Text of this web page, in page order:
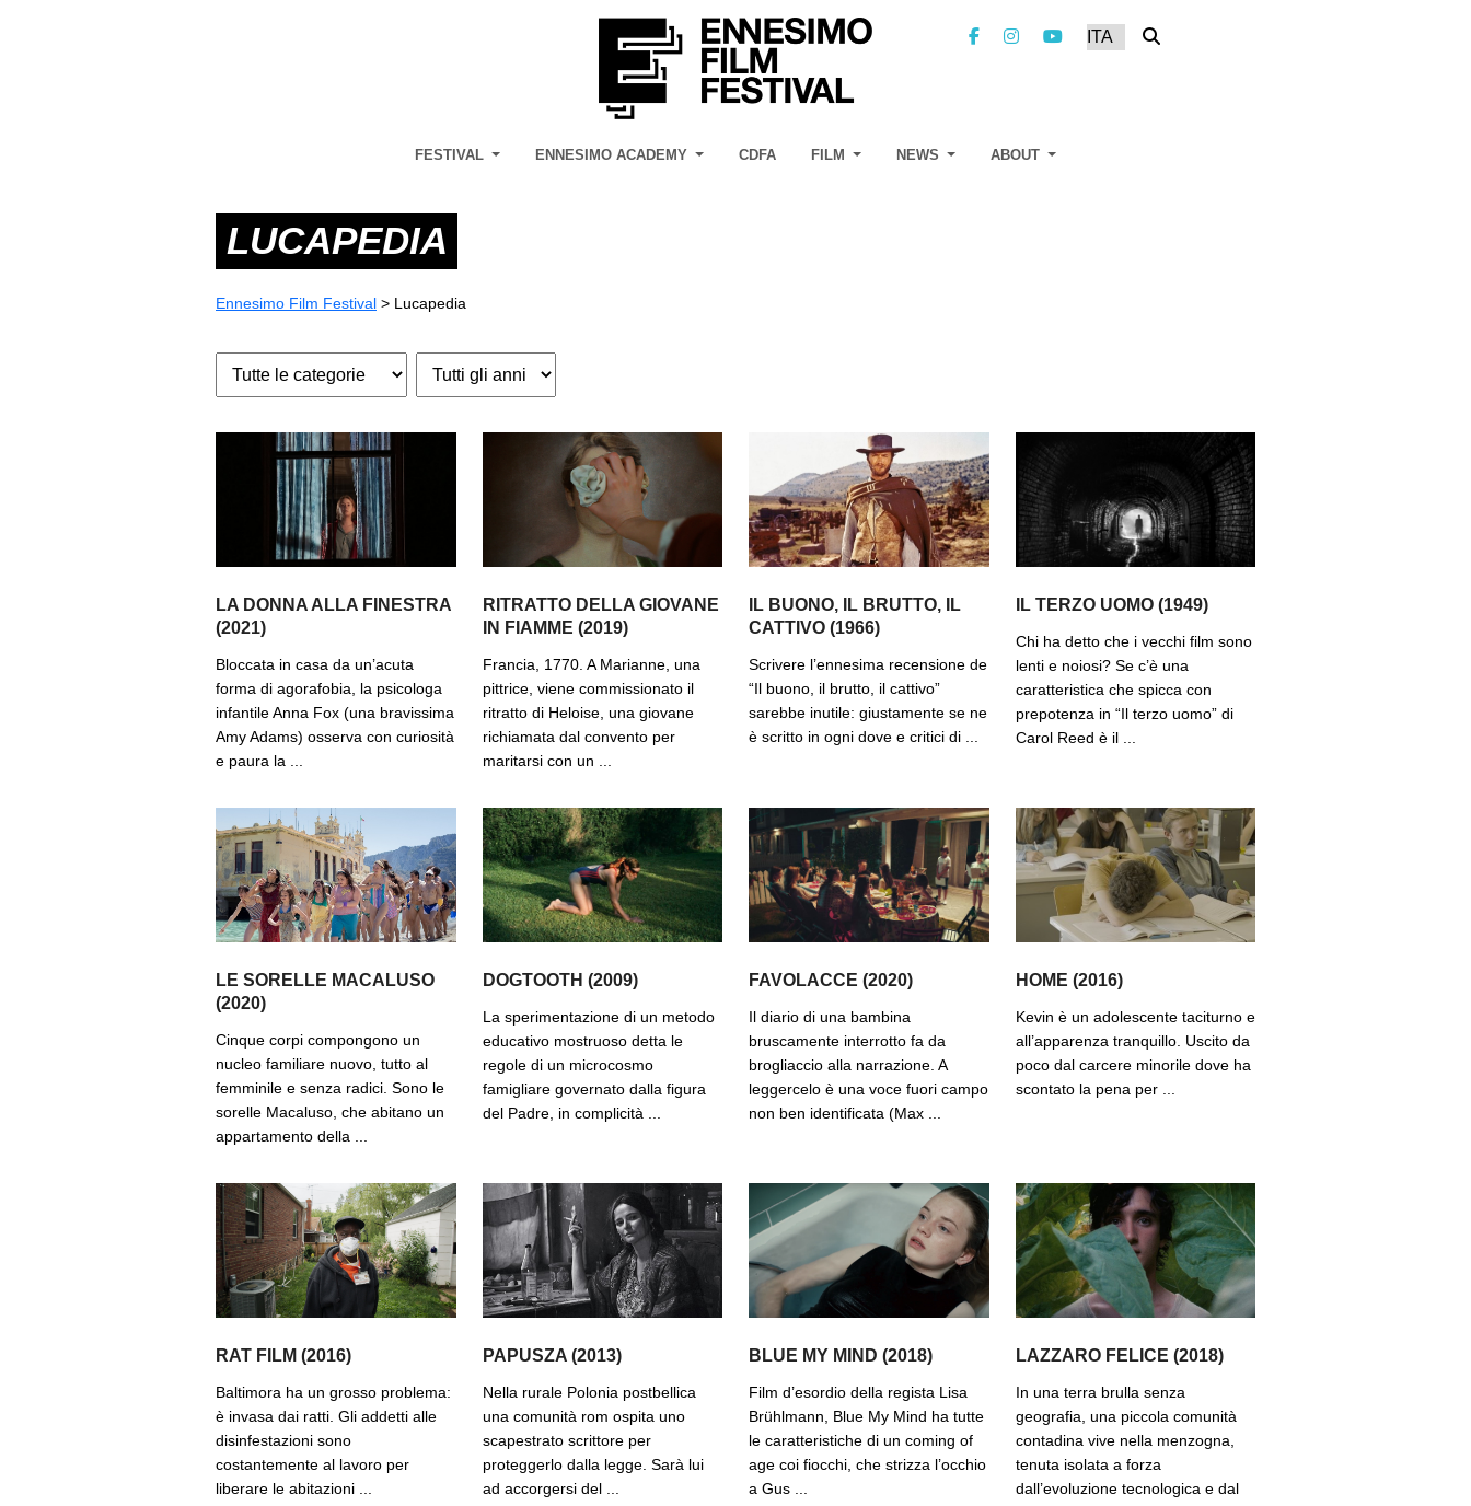
FESTIVAL ENNESIMO ACADEMY CDFA FILM NEWS ABOUT
LUCAPEDIA
Ennesimo Film Festival > Lucapedia
LA DONNA ALLA FINESTRA
(2021)
Bloccata in casa da un’acuta
forma di agorafobia, la psicologa
infantile Anna Fox (una bravissima
Amy Adams) osserva con curiosità
e paura la ...
RITRATTO DELLA GIOVANE
IN FIAMME (2019)
Francia, 1770. A Marianne, una
pittrice, viene commissionato il
ritratto di Heloise, una giovane
richiamata dal convento per
maritarsi con un ...
IL BUONO, IL BRUTTO, IL
CATTIVO (1966)
Scrivere l’ennesima recensione de
“Il buono, il brutto, il cattivo”
sarebbe inutile: giustamente se ne
è scritto in ogni dove e critici di ...
IL TERZO UOMO (1949)
Chi ha detto che i vecchi film sono
lenti e noiosi? Se c’è una
caratteristica che spicca con
prepotenza in “Il terzo uomo” di
Carol Reed è il ...
LE SORELLE MACALUSO
(2020)
Cinque corpi compongono un
nucleo familiare nuovo, tutto al
femminile e senza radici. Sono le
sorelle Macaluso, che abitano un
appartamento della ...
DOGTOOTH (2009)
La sperimentazione di un metodo
educativo mostruoso detta le
regole di un microcosmo
famigliare governato dalla figura
del Padre, in complicità ...
FAVOLACCE (2020)
Il diario di una bambina
bruscamente interrotto fa da
brogliaccio alla narrazione. A
leggercelo è una voce fuori campo
non ben identificata (Max ...
HOME (2016)
Kevin è un adolescente taciturno e
all’apparenza tranquillo. Uscito da
poco dal carcere minorile dove ha
scontato la pena per ...
RAT FILM (2016)
Baltimora ha un grosso problema:
è invasa dai ratti. Gli addetti alle
disinfestazioni sono
costantemente al lavoro per
liberare le abitazioni ...
PAPUSZA (2013)
Nella rurale Polonia postbellica
una comunità rom ospita uno
scapestrato scrittore per
proteggerlo dalla legge. Sarà lui
ad accorgersi del ...
BLUE MY MIND (2018)
Film d’esordio della regista Lisa
Brühlmann, Blue My Mind ha tutte
le caratteristiche di un coming of
age coi fiocchi, che strizza l’occhio
a Gus ...
LAZZARO FELICE (2018)
In una terra brulla senza
geografia, una piccola comunità
contadina vive nella menzogna,
tenuta isolata a forza
dall’evoluzione tecnologica e dal